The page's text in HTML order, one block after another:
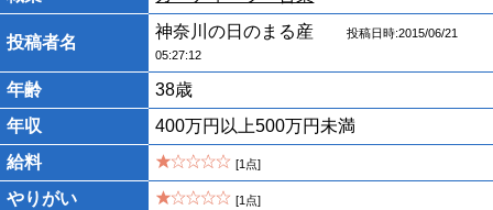
投稿者名
神奈川の日のまる産
投稿日時:2015/06/21
05:27:12
年齢
38歳
年収
400万円以上500万円未満
給料
[1点]
やりがい [1点]